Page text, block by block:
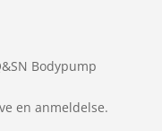
Bodypump
en anmeldelse.